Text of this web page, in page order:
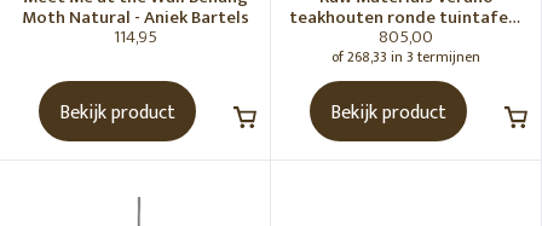
Moth Natural - Aniek Bartels
114,95
Bekijk product
teakhouten ronde tuintafel -
Ø100 cm
805,00
of 268,33 in 3 termijnen
Bekijk product